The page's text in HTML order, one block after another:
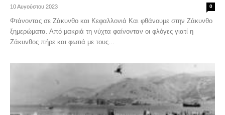
10 Αυγούστου 2023 0
Φτάνοντας σε Ζάκυνθο και Κεφαλλονιά Και φθάνουμε στην Ζάκυνθο
ξημερώματα. Από μακριά τη νύχτα φαίνονταν οι φλόγες γιατί η
Ζάκυνθος πήρε και φωτιά με τους...